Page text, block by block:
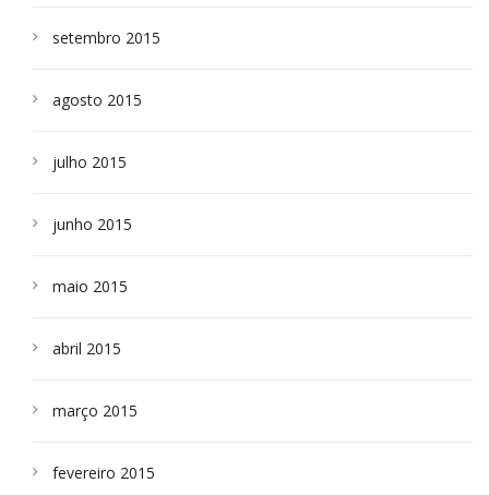
setembro 2015
agosto 2015
julho 2015
junho 2015
maio 2015
abril 2015
março 2015
fevereiro 2015